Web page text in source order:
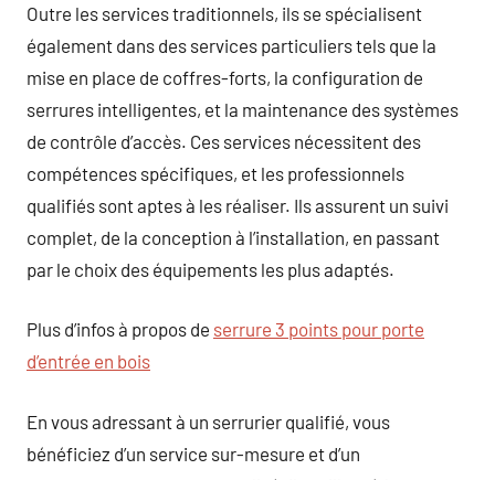
Outre les services traditionnels, ils se spécialisent
également dans des services particuliers tels que la
mise en place de coffres-forts, la configuration de
serrures intelligentes, et la maintenance des systèmes
de contrôle d’accès. Ces services nécessitent des
compétences spécifiques, et les professionnels
qualifiés sont aptes à les réaliser. Ils assurent un suivi
complet, de la conception à l’installation, en passant
par le choix des équipements les plus adaptés.
Plus d’infos à propos de serrure 3 points pour porte
d’entrée en bois
En vous adressant à un serrurier qualifié, vous
bénéficiez d’un service sur-mesure et d’un